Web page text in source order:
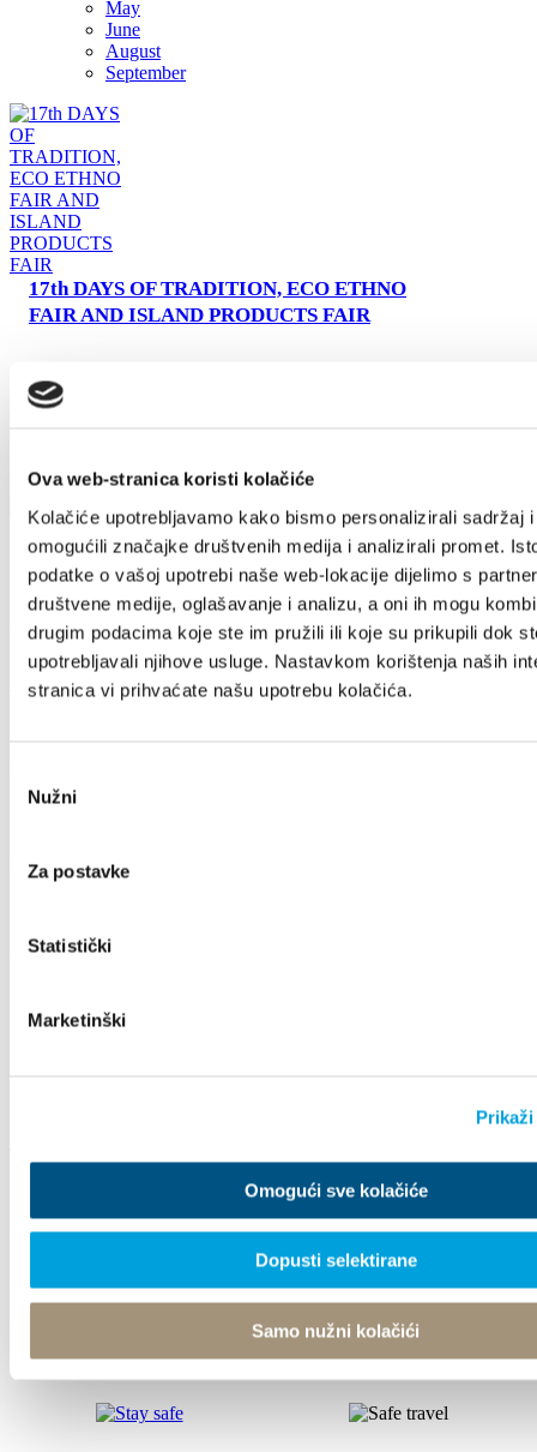
Ova web-stranica koristi kolačiće
Kolačiće upotrebljavamo kako bismo personalizirali sadržaj
omogućili značajke društvenih medija i analizirali promet.
podatke o vašoj upotrebi naše web-lokacije dijelimo s
društvene medije, oglašavanje i analizu, a oni ih mogu
drugim podacima koje ste im pružili ili koje su prikupili dok
upotrebljavali njihove usluge. Nastavkom korištenja naših
stranica vi prihvaćate našu upotrebu kolačića.
pristanka
Nužni
Za postavke
Statistički
Marketinški
Omogući sve kolačiće
Dopusti selektirane
Samo nužni kolačići
Safe in Dalmatia
+385 21 227 933
Villa Nika, Kamberovo šetalište 30,
21216 Kaštel Stari, Hrvatska
May
June
August
September
17th DAYS OF TRADITION, ECO ETHNO
FAIR AND ISLAND PRODUCTS FAIR
Villa Nika, Kamberovo šetalište 30
21216 Kaštel Stari, Hrvatska
+385 21 227 933 info@kastela-info.hr
Destination
Developed by:Nove vibracije
Signed Design